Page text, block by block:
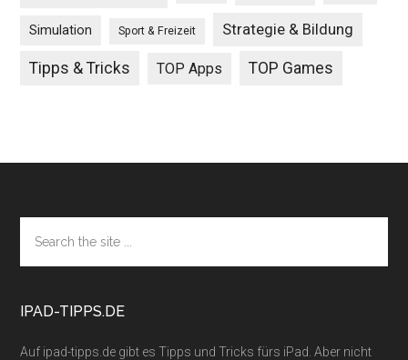
Simulation Sport & Freizeit Strategie & Bildung
Tipps & Tricks TOP Apps TOP Games
Footer
the
site
IPAD-TIPPS.DE
Auf ipad-tipps.de gibt es Tipps und Tricks fürs iPad. Aber nicht